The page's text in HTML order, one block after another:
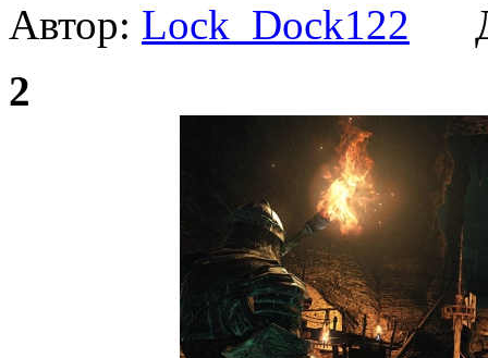
Автор: Lock_Dock122
2